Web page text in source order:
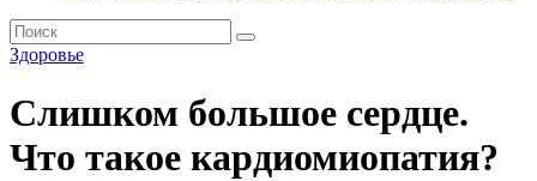
Здоровье
Слишком большое сердце.
Что такое кардиомиопатия?